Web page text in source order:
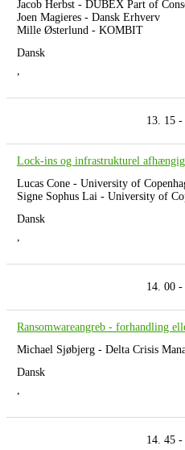
Jacob Herbst - DUBEX Part of
Joen Magieres - Dansk Erhverv
Mille Østerlund - KOMBIT
Dansk
,
13. 15 -
Lock-ins og infrastrukturel
Lucas Cone - University of
Signe Sophus Lai - University of
Dansk
,
14. 00 -
Ransomwareangreb - forhandling
Michael Sjøbjerg - Delta Crisis
Dansk
,
14. 45 -